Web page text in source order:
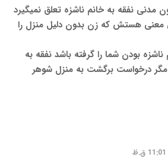
مدنی نفقه به خانم ناشزه تعلق نمیگیرد
معنی هستش که زن بدون دلیل منزل را
بودن شما را گرفته باشد نفقه به
مگر درخواست برگشت به منزل شوهر